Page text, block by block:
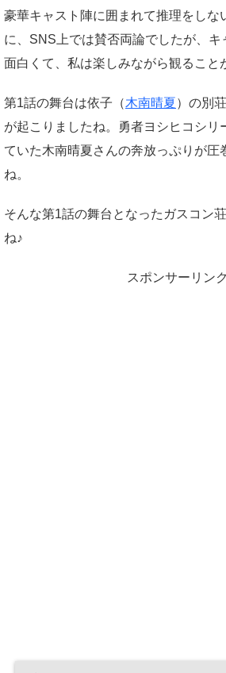
豪華キャスト陣に囲まれて推理をしな
に、SNS上では賛否両論でしたが、
面白くて、私は楽しみながら観ること
第1話の舞台は依子（木南晴夏）の別
が起こりましたね。勇者ヨシヒコシリ
ていた木南晴夏さんの奔放っぷりが圧
ね。
そんな第1話の舞台となったガスコン
ね♪
スポンサーリンク